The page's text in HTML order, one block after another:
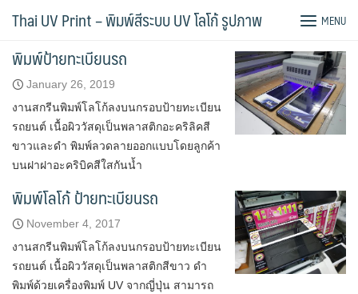
Thai UV Print – พิมพ์สีระบบ UV โลโก้ รูปภาพ MENU
Tag:สกรีน ป้ายทะเบียนรถ
พิมพ์ป้ายทะเบียนรถ
January 26, 2019
งานสกรีนพิมพ์โลโก้ลงบนกรอบป้ายทะเบียน
รถยนต์ เนื้อผิววัสดุเป็นพลาสติกอะคริลิคสี
ขาวและดำ พิมพ์ลวดลายออกแบบโดยลูกค้า
บนฝาฝาอะคริบิคสีใสกันน้ำ
พิมพ์โลโก้ ป้ายทะเบียนรถ
November 4, 2017
งานสกรีนพิมพ์โลโก้ลงบนกรอบป้ายทะเบียน
รถยนต์ เนื้อผิววัสดุเป็นพลาสติกสีขาว ดำ
พิมพ์ด้วยเครื่องพิมพ์ UV จากญี่ปุ่น สามารถ